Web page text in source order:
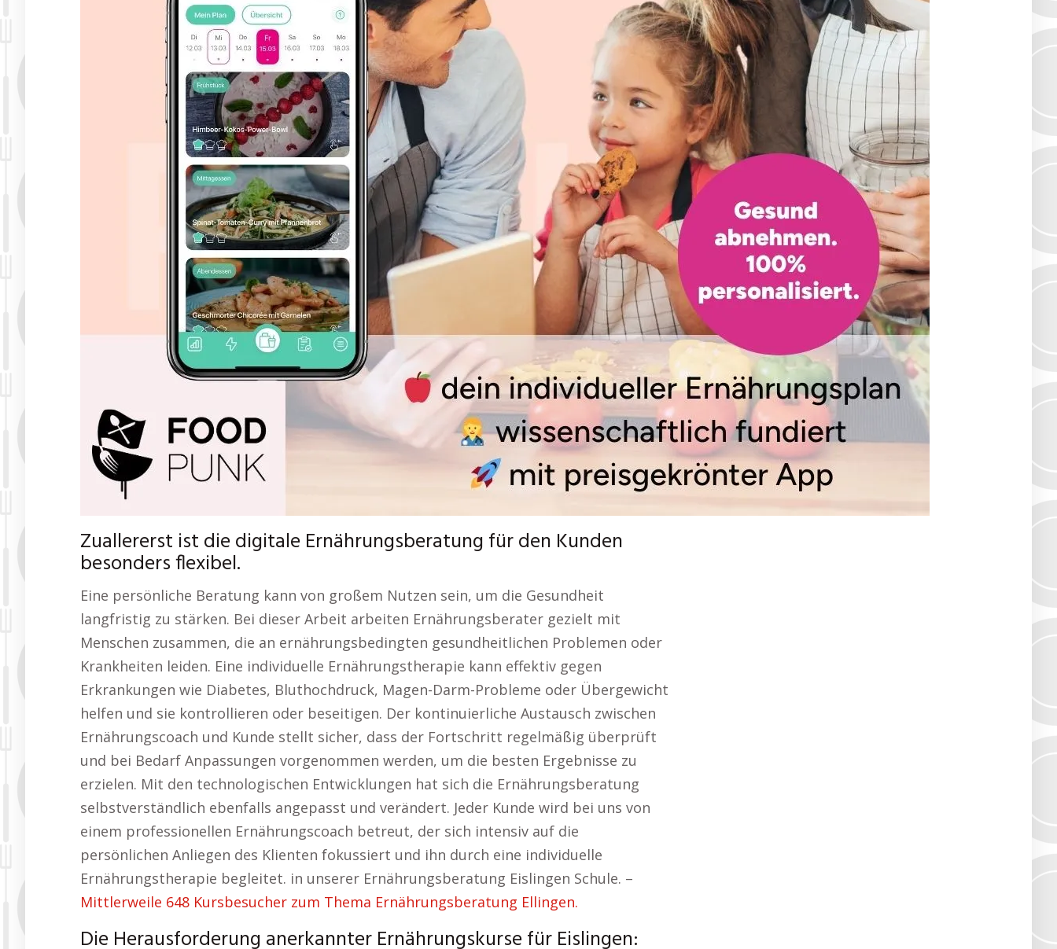
Zuallererst ist die digitale Ernährungsberatung für den Kunden
besonders flexibel.
Eine persönliche Beratung kann von großem Nutzen sein, um die Gesundheit
langfristig zu stärken. Bei dieser Arbeit arbeiten Ernährungsberater gezielt mit
Menschen zusammen, die an ernährungsbedingten gesundheitlichen Problemen oder
Krankheiten leiden. Eine individuelle Ernährungstherapie kann effektiv gegen
Erkrankungen wie Diabetes, Bluthochdruck, Magen-Darm-Probleme oder Übergewicht
helfen und sie kontrollieren oder beseitigen. Der kontinuierliche Austausch zwischen
Ernährungscoach und Kunde stellt sicher, dass der Fortschritt regelmäßig überprüft
und bei Bedarf Anpassungen vorgenommen werden, um die besten Ergebnisse zu
erzielen. Mit den technologischen Entwicklungen hat sich die Ernährungsberatung
selbstverständlich ebenfalls angepasst und verändert. Jeder Kunde wird bei uns von
einem professionellen Ernährungscoach betreut, der sich intensiv auf die
persönlichen Anliegen des Klienten fokussiert und ihn durch eine individuelle
Ernährungstherapie begleitet. in unserer Ernährungsberatung Eislingen Schule. –
Mittlerweile 648 Kursbesucher zum Thema Ernährungsberatung Ellingen.
Die Herausforderung anerkannter Ernährungskurse für Eislingen: